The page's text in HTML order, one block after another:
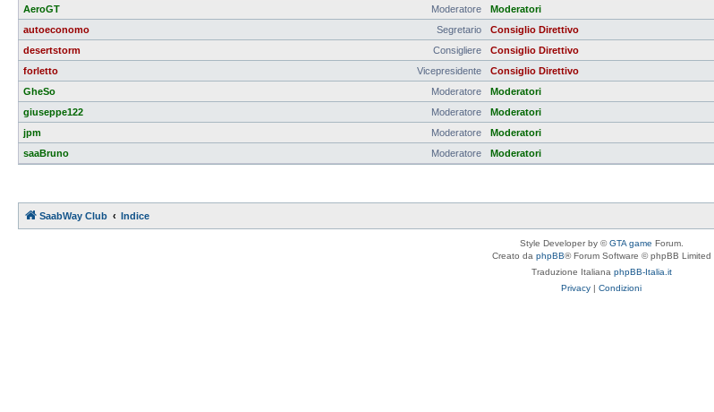
Moderatore
AeroGT Moderatori
Segretario
autoeconomo Consiglio Direttivo
Consigliere
desertstorm Consiglio Direttivo
Vicepresidente
forletto Consiglio Direttivo
Moderatore
GheSo Moderatori
Moderatore
giuseppe122 Moderatori
Moderatore
jpm Moderatori
Moderatore
saaBruno Moderatori
SaabWay Club Indice
Style Developer by ©GTA game Forum.
Creato da phpBB® Forum Software © phpBB Limited
Traduzione Italiana phpBB-Italia.it
Privacy | Condizioni